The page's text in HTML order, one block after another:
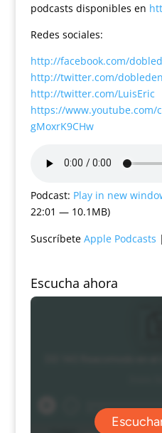
podcasts disponibles en
Redes sociales:
http://facebook.com/
http://twitter.com/
http://twitter.com/LuisEric
https://www.youtube.com/
gMoxrK9CHw
Podcast: Play in new
22:01 — 10.1MB)
Suscríbete Apple Podcasts |
Escucha ahora